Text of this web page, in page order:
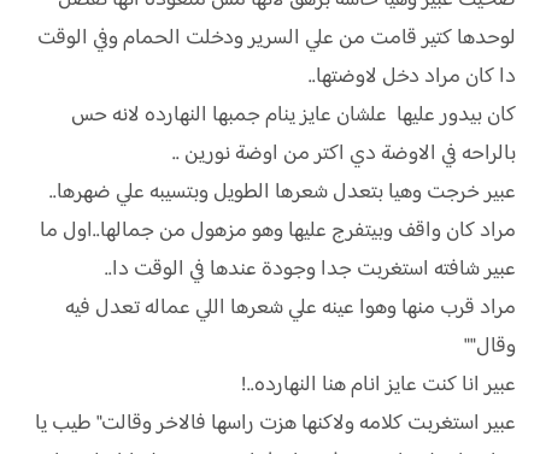
لوحدها كتير قامت من علي السرير ودخلت الحمام وفي الوقت
دا كان مراد دخل لاوضتها..
كان بيدور عليها علشان عايز ينام جمبها النهارده لانه حس
بالراحه في الاوضة دي اكتر من اوضة نورين ..
عبير خرجت وهيا بتعدل شعرها الطويل وبتسيبه علي ضهرها..
مراد كان واقف وبيتفرج عليها وهو مزهول من جمالها..اول ما
عبير شافته استغربت جدا وجودة عندها في الوقت دا..
مراد قرب منها وهوا عينه علي شعرها اللي عماله تعدل فيه
وقال""
عبير انا كنت عايز انام هنا النهارده..!
عبير استغربت كلامه ولاكنها هزت راسها فالاخر وقالت" طيب يا